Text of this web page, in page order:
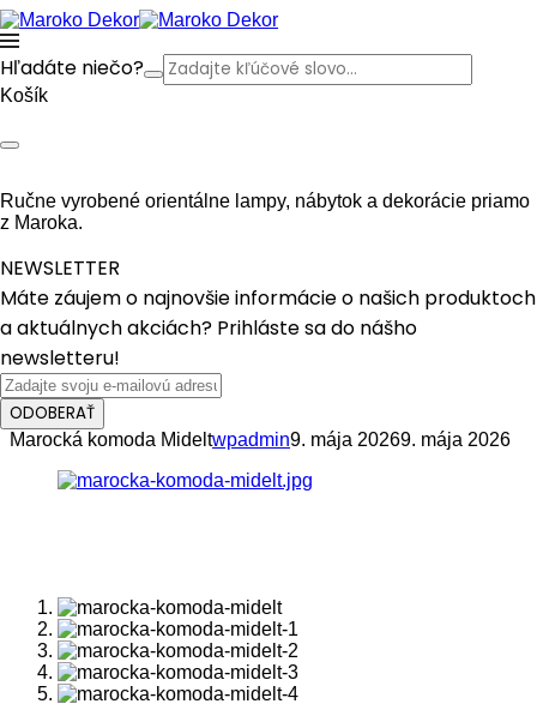
Hľadáte niečo?
Košík
Ručne vyrobené orientálne lampy, nábytok a dekorácie priamo
z Maroka.
NEWSLETTER
Máte záujem o najnovšie informácie o našich produktoch
a aktuálnych akciách? Prihláste sa do nášho
newsletteru!
ODOBERAŤ
Marocká komoda Mideltwpadmin9. mája 20269. mája 2026